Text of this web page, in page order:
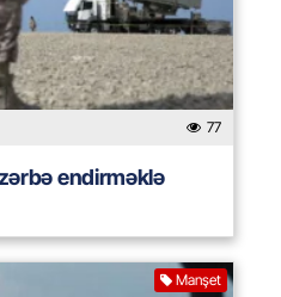
77
endirməklə
Manşet